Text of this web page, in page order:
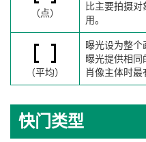
（点）
比主要拍摄
用。
（平均）
曝光设为整
曝光提供相
肖像主体时最
快门类型